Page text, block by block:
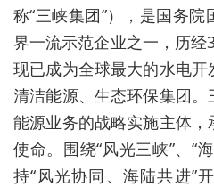
称“三峡集团”），是国务
界一流示范企业之一，历经
现已成为全球最大的水电
清洁能源、生态环保集团
能源业务的战略实施主体
使命。围绕“风光三峡”、“
持“风光协同、海陆共进”